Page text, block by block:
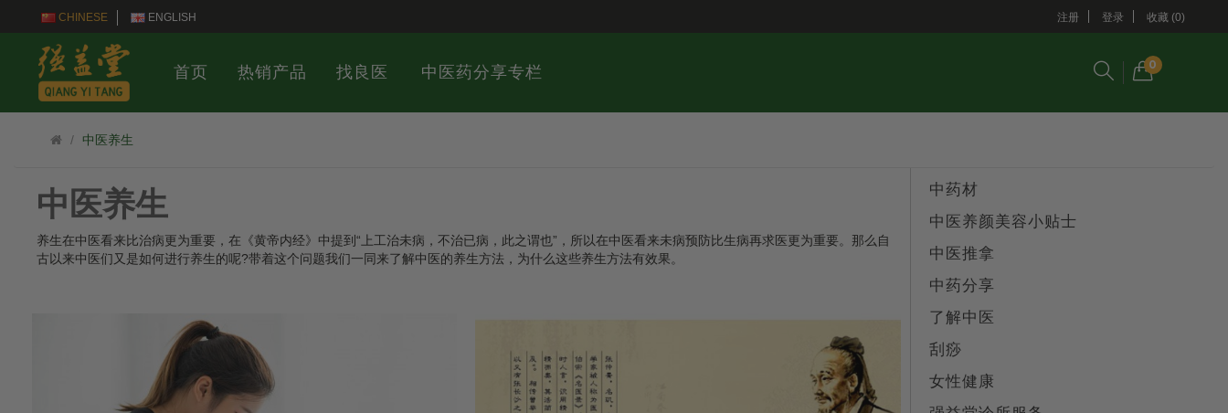
CHINESE ENGLISH 注册 登录 收藏 (0)
0
首页 热销产品 找良医 中医药分享专栏
中医养生
中医养生
养生在中医看来比治病更为重要，在《黄帝内经》中提到“上工治未病，不治已病，此之谓也”，所以在中医看来未病预防比生病再求医更为重要。那么自
古以来中医们又是如何进行养生的呢?带着这个问题我们一同来了解中医的养生方法，为什么这些养生方法有效果。
中药材
中医养颜美容小贴士
中医推拿
中药分享
了解中医
刮痧
女性健康